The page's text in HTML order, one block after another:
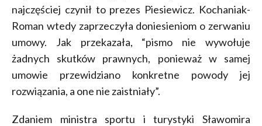
najczęściej czynił to prezes Piesiewicz. Kochaniak-
Roman wtedy zaprzeczyła doniesieniom o zerwaniu
umowy. Jak przekazała, “pismo nie wywołuje
żadnych skutków prawnych, ponieważ w samej
umowie przewidziano konkretne powody jej
rozwiązania, a one nie zaistniały”.
Zdaniem ministra sportu i turystyki Sławomira